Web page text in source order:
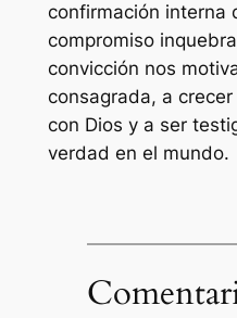
confirmación interna
compromiso
convicción nos
consagrada, a
con Dios y a ser
verdad en el mundo.